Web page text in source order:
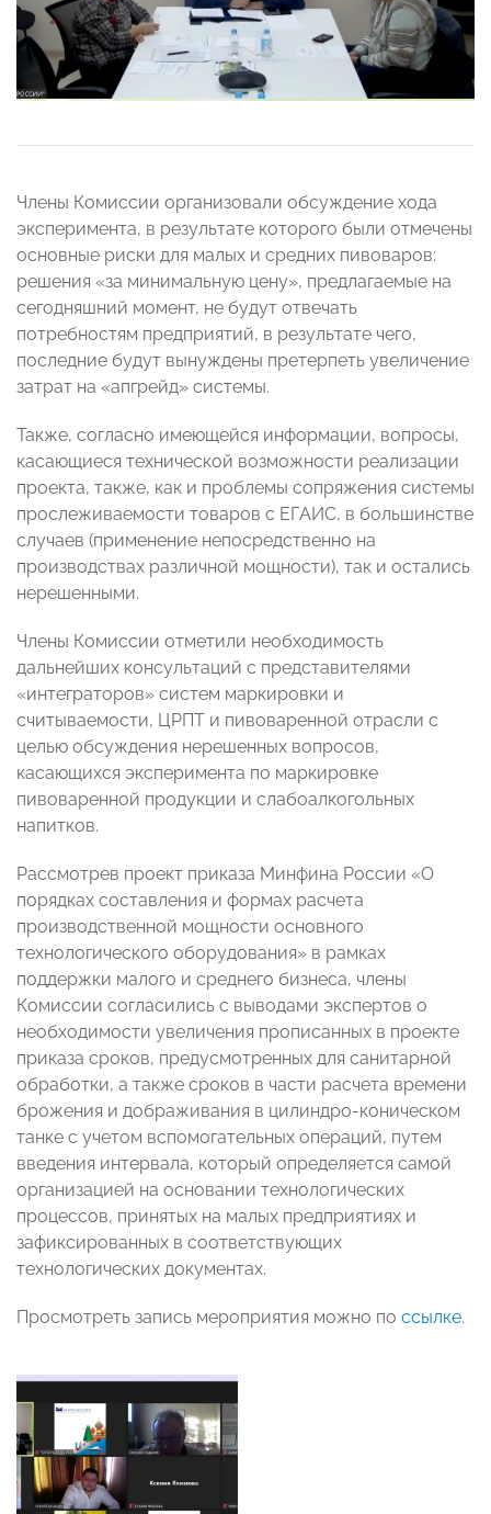
Члены Комиссии организовали обсуждение хода
эксперимента, в результате которого были отмечены
основные риски для малых и средних пивоваров:
решения «за минимальную цену», предлагаемые на
сегодняшний момент, не будут отвечать
потребностям предприятий, в результате чего,
последние будут вынуждены претерпеть увеличение
затрат на «апгрейд» системы.
Также, согласно имеющейся информации, вопросы,
касающиеся технической возможности реализации
проекта, также, как и проблемы сопряжения системы
прослеживаемости товаров с ЕГАИС, в большинстве
случаев (применение непосредственно на
производствах различной мощности), так и остались
нерешенными.
Члены Комиссии отметили необходимость
дальнейших консультаций с представителями
«интеграторов» систем маркировки и
считываемости, ЦРПТ и пивоваренной отрасли с
целью обсуждения нерешенных вопросов,
касающихся эксперимента по маркировке
пивоваренной продукции и слабоалкогольных
напитков.
Рассмотрев проект приказа Минфина России «О
порядках составления и формах расчета
производственной мощности основного
технологического оборудования» в рамках
поддержки малого и среднего бизнеса, члены
Комиссии согласились с выводами экспертов о
необходимости увеличения прописанных в проекте
приказа сроков, предусмотренных для санитарной
обработки, а также сроков в части расчета времени
брожения и дображивания в цилиндро-коническом
танке с учетом вспомогательных операций, путем
введения интервала, который определяется самой
организацией на основании технологических
процессов, принятых на малых предприятиях и
зафиксированных в соответствующих
технологических документах.
Просмотреть запись мероприятия можно по ссылке.